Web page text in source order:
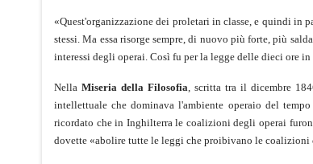
«Quest'organizzazione dei proletari in classe, e quindi in
stessi. Ma essa risorge sempre, di nuovo più forte, più
interessi degli operai. Così fu per la legge delle dieci ore in
Nella Miseria della Filosofia , scritta tra il dicembre
intellettuale che dominava l'ambiente operaio del
ricordato che in Inghilterra le coalizioni degli operai
dovette «abolire tutte le leggi che proibivano le